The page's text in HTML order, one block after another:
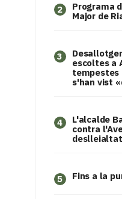
2
Programa
Major de
3
escoltes a
tempestes
s'han vist
4
L'alcalde
contra
deslleialtat
5 Fins a la